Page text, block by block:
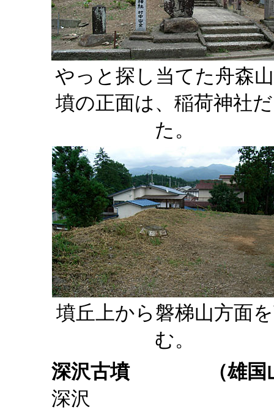
やっと探し当てた舟森
墳の正面は、稲荷神社
た。
墳丘上から磐梯山方面
む。
深沢古墳（雄国山
深